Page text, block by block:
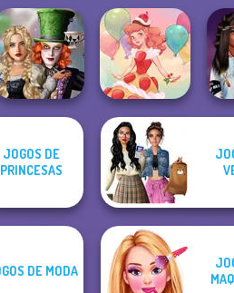
Alice and
Friends:
Enchanted W...
Dessert Girl
JOGOS DE
PRINCESAS
DE MODA